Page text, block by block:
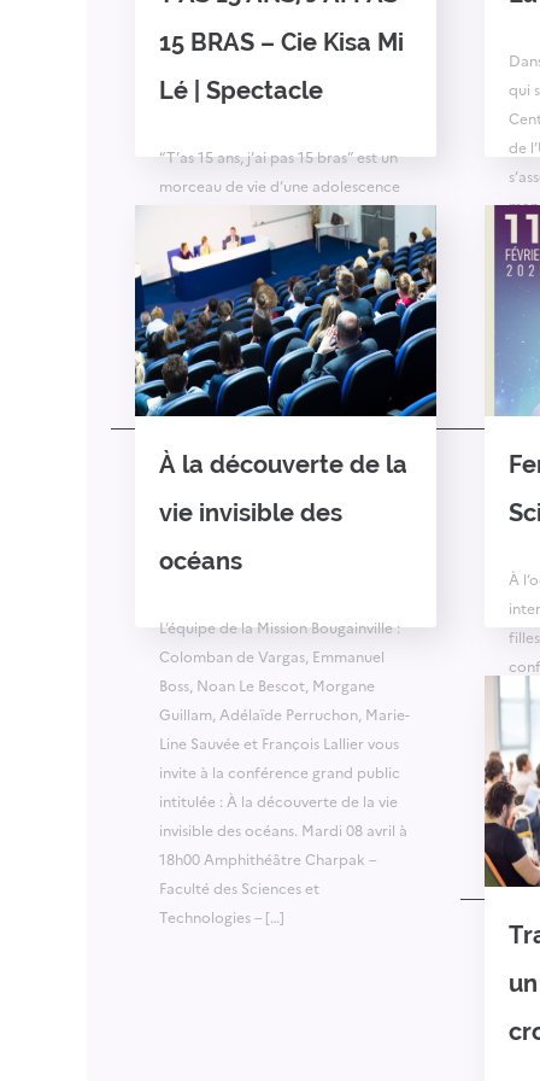
15 BRAS – Cie Kisa Mi
Lé | Spectacle
“T’as 15 ans, j’ai pas 15 bras” est un
morceau de vie d’une adolescence
en colère dans une société qui
bouillonne mais n’explose pas. C’est
le récit d’un conflit familial dans
l’intimité où se jouent les rapports
de couple, l’amour parental
débordant, coincé entre inquiétude
et incompréhension. C’est une
confrontation avec le réel et
l’inaction […]
qui
de
La
À la découverte de la
vie invisible des
océans
L’équipe de la Mission Bougainville :
Colomban de Vargas, Emmanuel
Boss, Noan Le Bescot, Morgane
Guillam, Adélaïde Perruchon, Marie-
Line Sauvée et François Lallier vous
invite à la conférence grand public
intitulée : À la découverte de la vie
invisible des océans. Mardi 08 avril à
18h00 Amphithéâtre Charpak –
Faculté des Sciences et
Technologies – […]
À